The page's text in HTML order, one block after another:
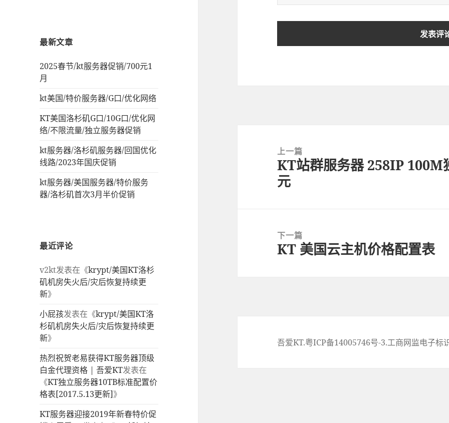
最新文章
2025春节/kt服务器促销/700元1
月
kt美国/特价服务器/G口/优化网络
KT美国洛杉矶G口/10G口/优化网
络/不限流量/独立服务器促销
kt服务器/洛杉矶服务器/回国优化
线路/2023年国庆促销
kt服务器/美国服务器/特价服务
器/洛杉矶首次3月半价促销
最近评论
v2kt发表在《krypt/美国KT洛杉
矶机房失火后/灾后恢复持续更
新》
小屁孩发表在《krypt/美国KT洛
杉矶机房失火后/灾后恢复持续更
新》
热烈祝贺老易获得KT服务器顶级
白金代理资格 | 吾爱KT发表在
《KT独立服务器10TB标准配置价
格表[2017.5.13更新]》
KT服务器迎接2019年新春特价促
上一篇
上
篇
KT站群服务器 258IP 100M
元
下一篇
下
KT 美国云主机价格配置表
吾爱KT.粤ICP备14005746号-3.工商网监电子标